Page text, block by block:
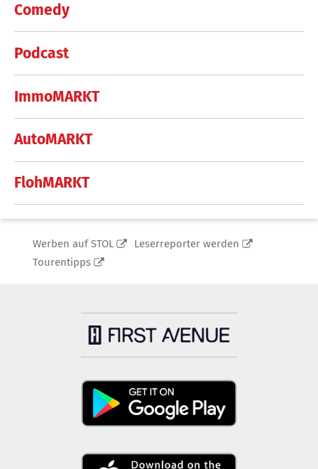
Comedy
Podcast
ImmoMARKT
AutoMARKT
FlohMARKT
Werben auf STOL
Leserreporter werden
Tourentipps